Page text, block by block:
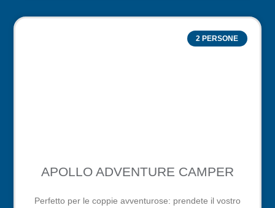
2 PERSONE
APOLLO ADVENTURE CAMPER
Perfetto per le coppie avventurose: prendete il vostro